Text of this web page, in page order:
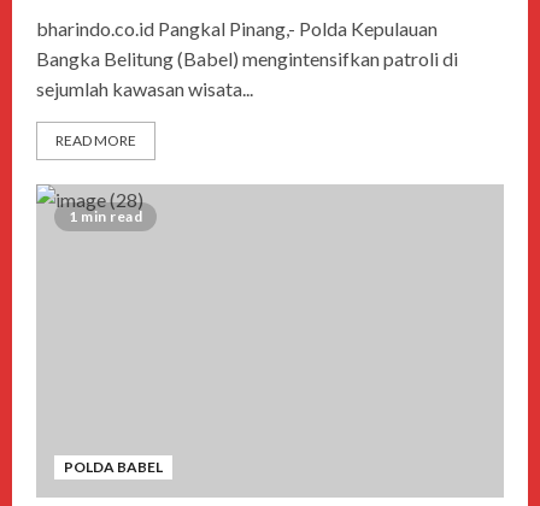
bharindo.co.id Pangkal Pinang,- Polda Kepulauan
Bangka Belitung (Babel) mengintensifkan patroli di
sejumlah kawasan wisata...
READ MORE
1 min read
POLDA BABEL